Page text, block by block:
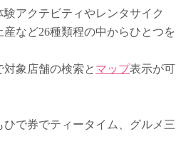
アクテビティやレンタサイク
など26種類程の中からひとつを
対象店舗の検索と マップ表示が可
ひで券でティータイム、グルメ三